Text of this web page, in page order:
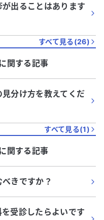
出ることはあります
すべて見る(26)
関する記事
分け方を教えてくだ
すべて見る(1)
関する記事
きですか？
受診したらよいです